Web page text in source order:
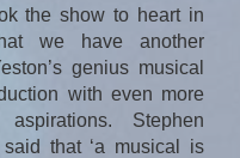
the show to heart in
we have another
genius musical
with even more
Stephen
that ‘a musical is